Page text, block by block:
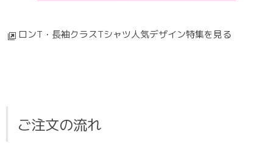
ロンT・長袖クラスTシャツ人気デザイン特集を見る
ご注文の流れ